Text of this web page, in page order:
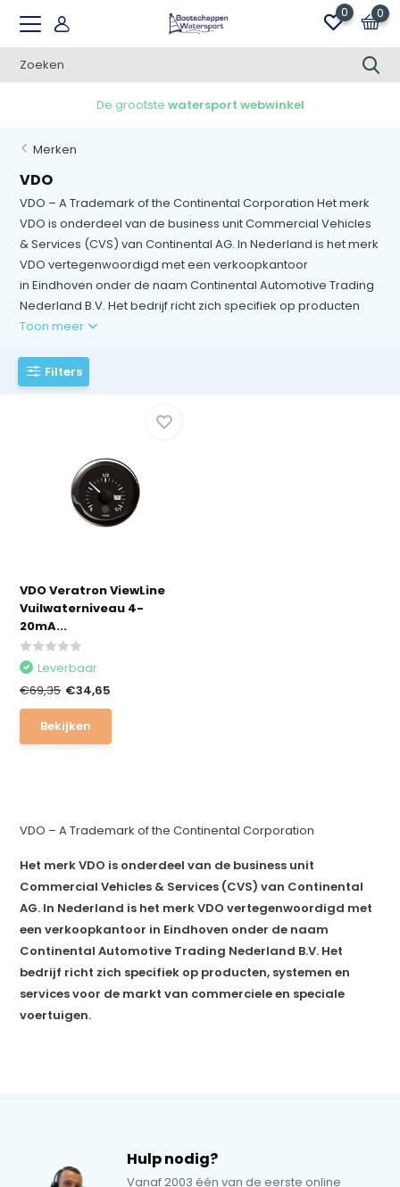
0 0
De grootstewatersport webwinkel
Merken
VDO
VDO – A Trademark of the Continental Corporation Het merk
VDO is onderdeel van de business unit Commercial Vehicles
& Services (CVS) van Continental AG. In Nederland is het merk
VDO vertegenwoordigd met een verkoopkantoor
in Eindhoven onder de naam Continental Automotive Trading
Nederland B.V. Het bedrijf richt zich specifiek op producten
Toon meer
Filters
VDO Veratron ViewLine
Vuilwaterniveau 4-
20mA...
Leverbaar
€69,35 €34,65
Bekijken
VDO – A Trademark of the Continental Corporation
Het merk VDO is onderdeel van de business unit
Commercial Vehicles & Services (CVS) van Continental
AG. In Nederland is het merk VDO vertegenwoordigd met
een verkoopkantoor in Eindhoven onder de naam
Continental Automotive Trading Nederland B.V. Het
bedrijf richt zich specifiek op producten, systemen en
services voor de markt van commerciele en speciale
voertuigen.
Hulp nodig?
Vanaf 2003 één van de eerste online